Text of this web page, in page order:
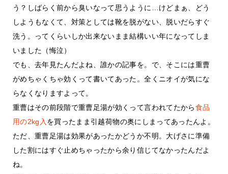
う？しばらく前から臭いなって思うように…けどまぁ、どう
しようもなくて、対策としては靴を脱がない、脱いだらすぐ
洗う。ってくらいしか出来ないまま結構いい年になってしま
いました（悔泣）
でも、去年見たんだよね、誰かの記事を。で、そこには重曹
がめちゃくちゃ効くって書いてあった。全くニオイが気にな
らなくなりますよって。
重曹はその前段階で重曹足湯が効くって言われてたから食品
用の2kg入 を買ったまま引越荷物の奥にしまってあったんよ。
ただ、重曹足湯は効果があったかどうか不明。大げさに準備
した割にはすぐ止めちゃったから余り信じてなかったんだよ
ね。